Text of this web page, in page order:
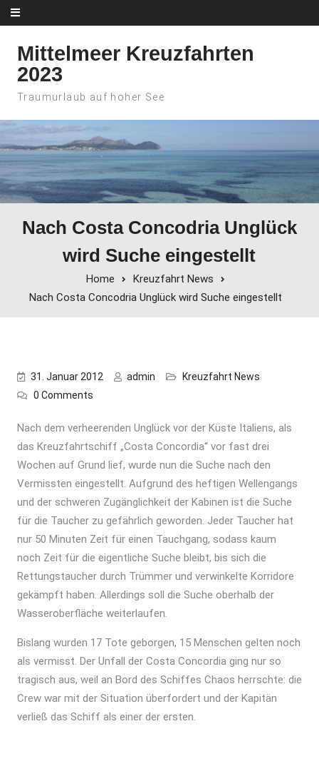
Skip to content
Mittelmeer Kreuzfahrten
2023
Traumurlaub auf hoher See
Nach Costa Concodria Unglück
wird Suche eingestellt
Home
Kreuzfahrt News
Nach Costa Concodria Unglück wird Suche eingestellt
31. Januar 2012 admin
Kreuzfahrt News
0 Comments
Nach dem verheerenden Unglück vor der Küste Italiens, als
das Kreuzfahrtschiff „Costa Concordia“ vor fast drei
Wochen auf Grund lief, wurde nun die Suche nach den
Vermissten eingestellt. Aufgrund des heftigen Wellengangs
und der schweren Zugänglichkeit der Kabinen ist die Suche
für die Taucher zu gefährlich geworden. Jeder Taucher hat
nur 50 Minuten Zeit für einen Tauchgang, sodass kaum
noch Zeit für die eigentliche Suche bleibt, bis sich die
Rettungstaucher durch Trümmer und verwinkelte Korridore
gekämpft haben. Allerdings soll die Suche oberhalb der
Wasseroberfläche weiterlaufen.
Bislang wurden 17 Tote geborgen, 15 Menschen gelten noch
als vermisst. Der Unfall der Costa Concordia ging nur so
tragisch aus, weil an Bord des Schiffes Chaos herrschte: die
Crew war mit der Situation überfordert und der Kapitän
verließ das Schiff als einer der ersten.